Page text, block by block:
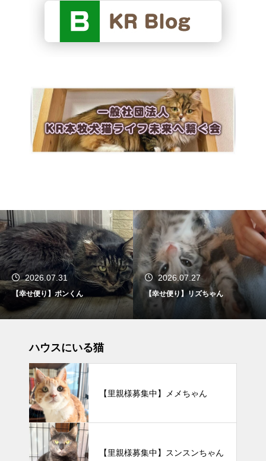
2026.07.31
【幸せ便り】ポンくん
2026.07.27
【幸せ便り】リズちゃん
ハウスにいる猫
【里親様募集中】メメちゃん
【里親様募集中】スンスンちゃん